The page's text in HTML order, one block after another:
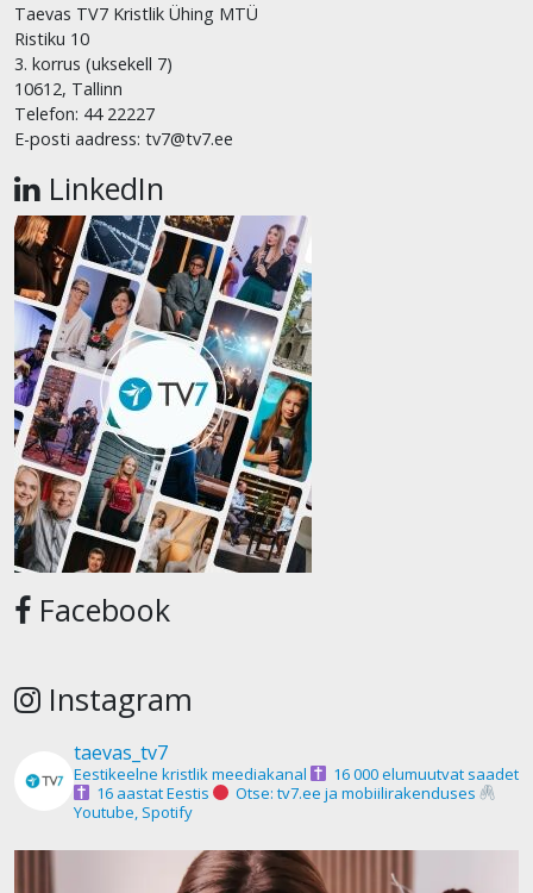
Taevas TV7 Kristlik Ühing MTÜ
Ristiku 10
3. korrus (uksekell 7)
10612, Tallinn
Telefon: 44 22227
E-posti aadress: tv7@tv7.ee
LinkedIn
Facebook
Instagram
taevas_tv7
Eestikeelne kristlik meediakanal
16 000 elumuutvat saadet
16 aastat Eestis
Otse: tv7.ee ja mobiilirakenduses
Youtube, Spotify